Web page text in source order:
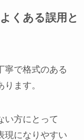
くある誤用と
寧で格式のある
ます。
い方にとって
現になりやすい